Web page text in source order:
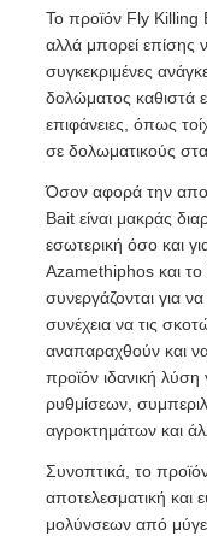
Το προϊόν Fly Killing
αλλά μπορεί επίσης
συγκεκριμένες
δολώματος καθιστά
επιφάνειες, όπως
σε δολωματικούς
Όσον αφορά την
Bait είναι μακράς
εσωτερική όσο και
Azamethiphos και
συνεργάζονται για
συνέχεια να τις
αναπαραχθούν και
προϊόν ιδανική
ρυθμίσεων,
αγροκτημάτων και
Συνοπτικά, το
αποτελεσματική και
μολύνσεων από